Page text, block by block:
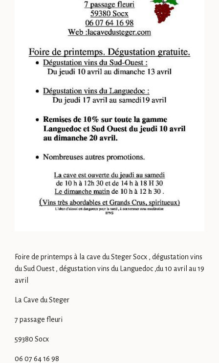
Foire de printemps à la cave du Steger Socx , dégustation vins
du Sud Ouest , dégustation vins du Languedoc ,du 10 avril au 19
avril
La Cave du Steger
7 passage fleuri
59380 Socx
06 07 64 16 98